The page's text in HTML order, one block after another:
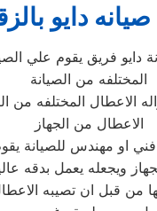
دايو
دايو فريق يقوم علي
المختلفه من الصيانة
الاعطال المختلفه من
الاعطال من الجهاز
او مهندس للصيانة
ويجعله يعمل بدقه
من قبل ان تصيبه